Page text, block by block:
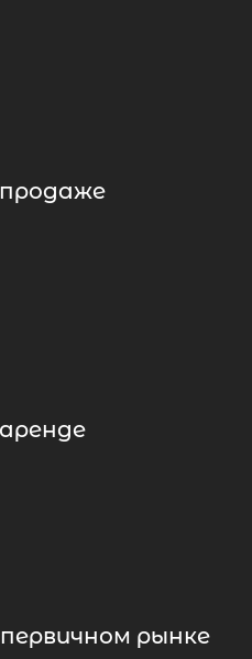
рынке